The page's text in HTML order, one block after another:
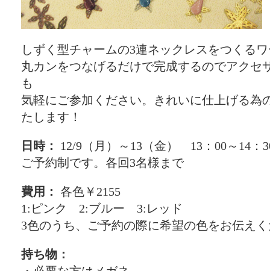
しずく型チャームの3連ネックレスをつくる
丸カンをつなげるだけで完成するのでアクセ
も
気軽にご参加ください。きれいに仕上げる為
たします！
日時：
12/9（月）～13（金） 13：00～14：
ご予約制です。各回3名様まで
費用： 各色￥2155
1:ピンク 2:ブルー 3:レッド
3色のうち、ご予約の際に希望の色をお伝え
持ち物：